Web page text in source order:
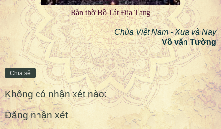
Bàn thờ Bồ Tát Địa Tạng
Chùa Việt Nam - Xưa và Nay
Võ văn Tường
Chia sẻ
Không có nhận xét nào:
Đăng nhận xét